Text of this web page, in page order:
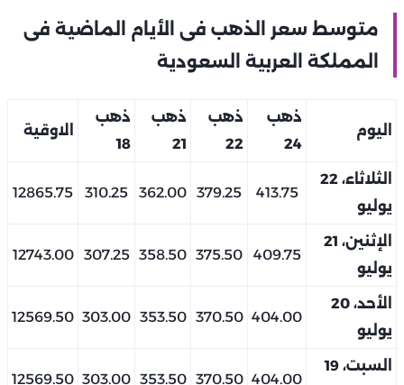
متوسط سعر الذهب فى الأيام الماضية فى
المملكة العربية السعودية
اليوم
ذهب
24
ذهب
22
ذهب
21
ذهب
18
الاوقية
الثلاثاء، 22
يوليو
413.75
379.25
362.00
310.25
12865.75
الإثنين، 21
يوليو
409.75
375.50
358.50
307.25
12743.00
الأحد، 20
يوليو
404.00
370.50
353.50
303.00
12569.50
السبت، 19
404.00
370.50
353.50
303.00
12569.50